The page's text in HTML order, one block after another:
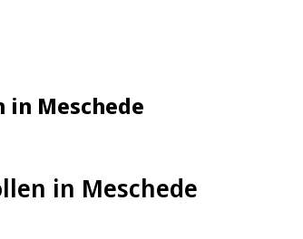
in Meschede
in Meschede